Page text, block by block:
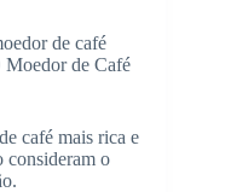
de café
Moedor de Café
café mais rica e
consideram o